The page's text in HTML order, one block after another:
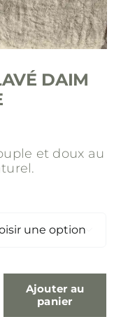
DAIM
et doux au

Ajouter au
panier